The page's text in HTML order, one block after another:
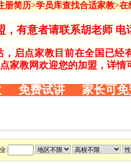
册简历>学员库查找合适家教>
，有意者请联系胡老师 电
启点家教目前在全国已经
家教网欢迎您的加盟，详情
免费试讲 家长可免
: